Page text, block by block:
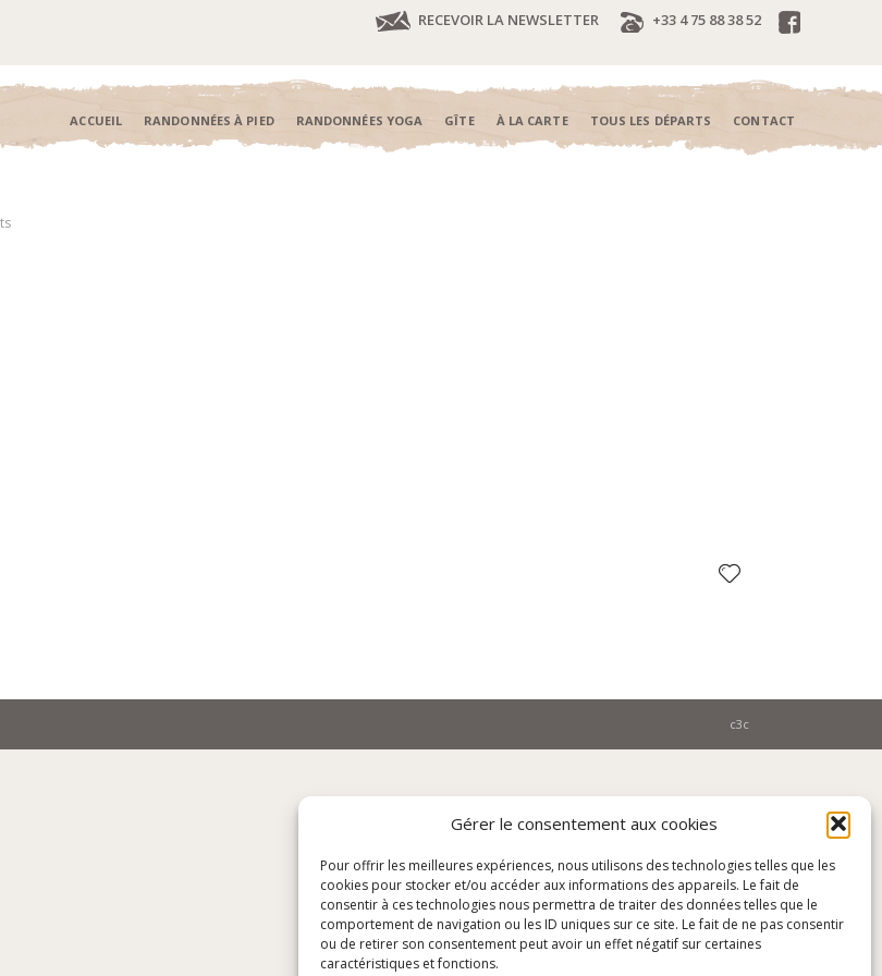
Gérer le consentement aux cookies
Pour offrir les meilleures expériences, nous utilisons des technologies telles que les
cookies pour stocker et/ou accéder aux informations des appareils. Le fait de
consentir à ces technologies nous permettra de traiter des données telles que le
comportement de navigation ou les ID uniques sur ce site. Le fait de ne pas consentir
ou de retirer son consentement peut avoir un effet négatif sur certaines
caractéristiques et fonctions.
RECEVOIR LA NEWSLETTER +33 4 75 88 38 52
ACCUEIL RANDONNÉES À PIED RANDONNÉES YOGA GÎTE À LA CARTE TOUS LES DÉPARTS CONTACT
c3c